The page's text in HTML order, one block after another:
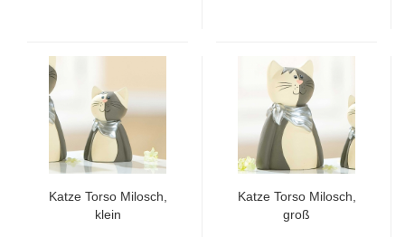
Katze Torso Milosch,
klein
Katze Torso Milosch,
groß